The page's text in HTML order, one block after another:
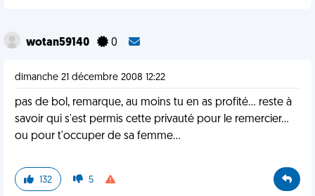
wotan59140 0
dimanche 21 décembre 2008 12:22
pas de bol, remarque, au moins tu en as profité... reste à
savoir qui s'est permis cette privauté pour le remercier...
ou pour t'occuper de sa femme...
132 5